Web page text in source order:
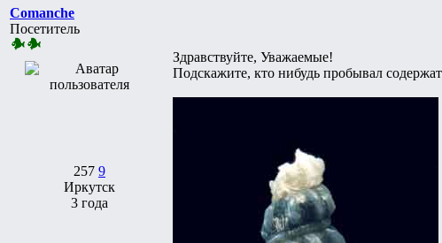
Comanche
Посетитель
257 9
Иркутск
3 года
Здравствуйте, Уважаемые!
Подскажите, кто нибудь пробывал